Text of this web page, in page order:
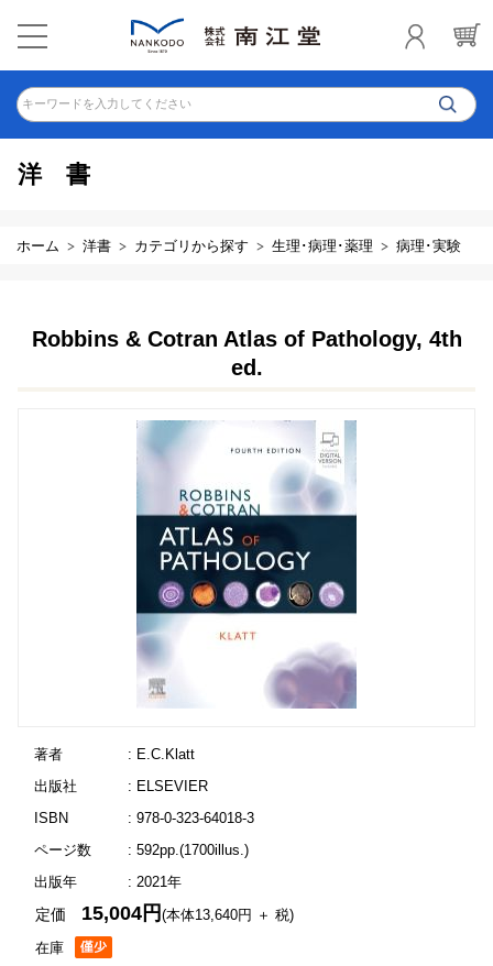
キーワードを入力してください
洋書
ホーム 洋書 カテゴリから探す 生理･病理･薬理 病理･実験
Robbins & Cotran Atlas of Pathology, 4th
ed.
著者
: E.C.Klatt
出版社
: ELSEVIER
ISBN
: 978-0-323-64018-3
ページ数
: 592pp.(1700illus.)
出版年
: 2021年
在庫
定価 15,004円(本体13,640円 ＋ 税)